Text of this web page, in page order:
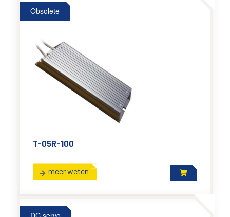
Obsolete
T-05R-100
meer weten